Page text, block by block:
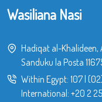
Wasiliana Nasi
Hadiqat al-Khalideen,
Sanduku la Posta
Within Egypt: 107|
International: +20 2